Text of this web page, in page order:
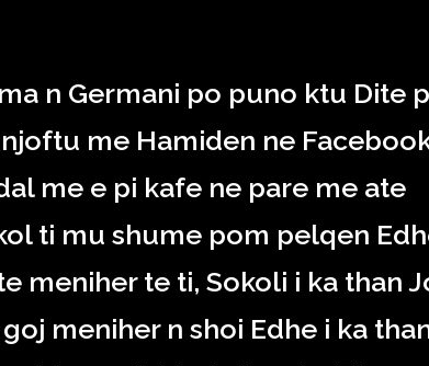
n Germani po puno ktu Dite
me Hamiden ne
me e pi kafe ne pare me ate
ti mu shume pom pelqen
meniher te ti, Sokoli i ka than
meniher n shoi Edhe i ka